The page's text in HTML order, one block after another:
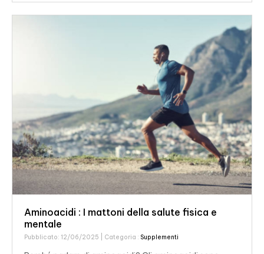
Aminoacidi : I mattoni della salute fisica e
mentale
Pubblicato: 12/06/2025 | Categoria : Supplementi